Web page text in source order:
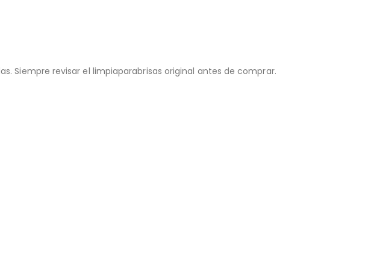
Siempre revisar el limpiaparabrisas original antes de comprar.